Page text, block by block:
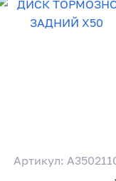
Артикул: